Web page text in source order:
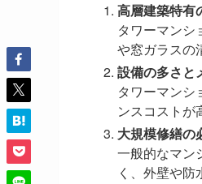
高層建築特有
タワーマンシ
や窓ガラスの
設備の多さと
タワーマンシ
ンスコストが
大規模修繕の
一般的なマン
く、外壁や